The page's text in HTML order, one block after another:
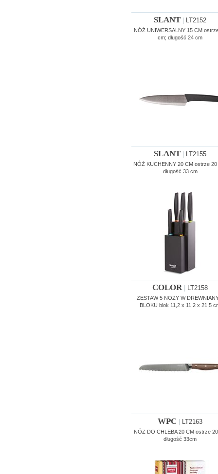
SLANT LT2152
NÓŻ UNIWERSALNY 15 CM
cm; długość 24 cm
SLANT LT2155
NÓŻ KUCHENNY 20 CM ostrze 20
długość 33 cm
COLOR| LT2158
ZESTAW 5 NOŻY W
BLOKU blok 11,2 x 11,2 x 21,5
WPC LT2163
NÓŻ DO CHLEBA 20 CM ostrze
długość 33cm